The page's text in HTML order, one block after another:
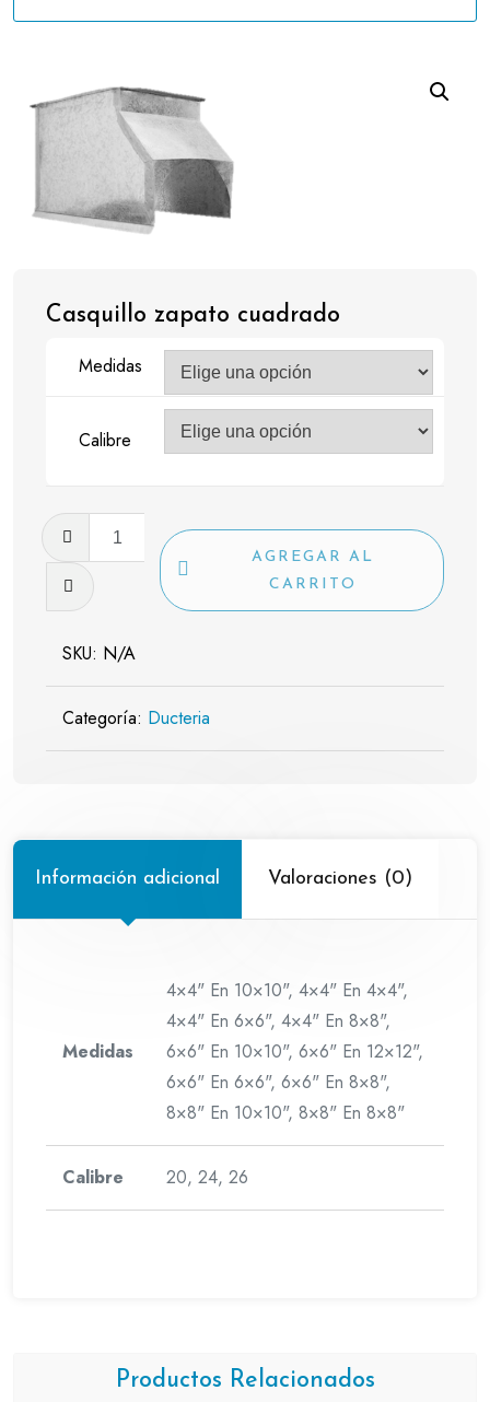
Casquillo zapato cuadrado
Medidas
Calibre
Casquillo
zapato
cuadrado
cantidad
AGREGAR AL
CARRITO
SKU: N/A
Categoría: Ducteria
Información adicional Valoraciones (0)
Medidas
4×4" En 10×10", 4×4" En 4×4",
4×4" En 6×6", 4×4" En 8×8",
6×6" En 10×10", 6×6" En 12×12",
6×6" En 6×6", 6×6" En 8×8",
8×8" En 10×10", 8×8" En 8×8"
Calibre 20, 24, 26
Productos Relacionados